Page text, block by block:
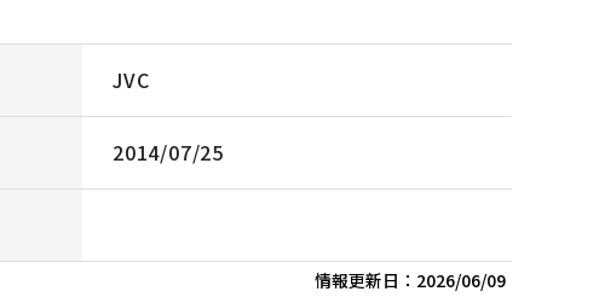
JVC
2014/07/25
情報更新日： 2026/06/09